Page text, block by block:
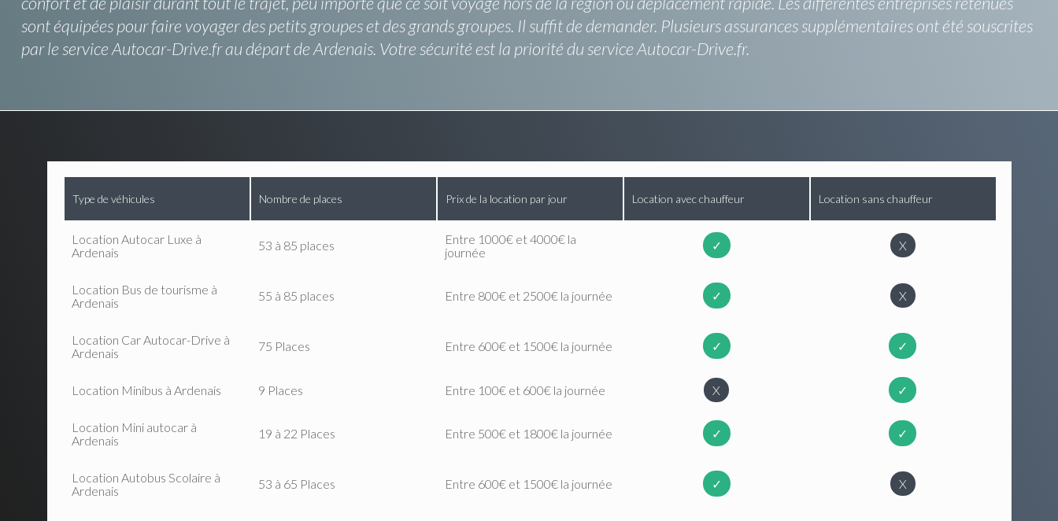
sont équipées pour faire voyager des petits groupes et des grands groupes. Il suffit de demander. Plusieurs assurances supplémentaires ont été souscrites
par le service Autocar-Drive.fr au départ de Ardenais. Votre sécurité est la priorité du service Autocar-Drive.fr.
Type de véhicules Nombre de places Prix de la location par jour Location avec chauffeur Location sans chauffeur
Location Autocar Luxe à
Ardenais
53 à 85 places
Entre 1000€ et 4000€ la
journée
✓ X
Location Bus de tourisme à
Ardenais
55 à 85 places Entre 800€ et 2500€ la journée ✓ X
Location Car Autocar-Drive à
Ardenais
75 Places Entre 600€ et 1500€ la journée ✓ ✓
Location Minibus à Ardenais 9 Places Entre 100€ et 600€ la journée X ✓
Location Mini autocar à
Ardenais
19 à 22 Places Entre 500€ et 1800€ la journée ✓ ✓
Location Autobus Scolaire à
Ardenais
53 à 65 Places Entre 600€ et 1500€ la journée ✓ X